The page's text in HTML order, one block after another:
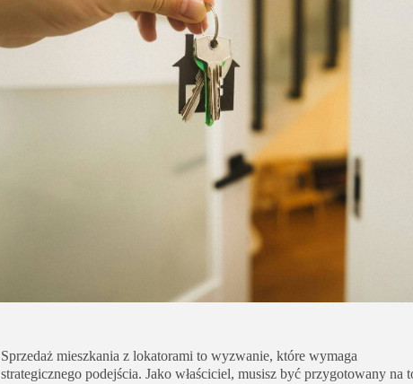
Sprzedaż mieszkania z lokatorami to wyzwanie, które wymaga
strategicznego podejścia. Jako właściciel, musisz być przygotowany na